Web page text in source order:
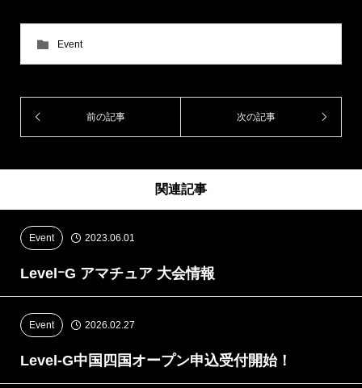
Event
前の記事 次の記事
関連記事
Event 2023.06.01
LevelｰG アマチュア 大会情報
Event 2026.02.27
Level-G中国四国オープン申込受付開始！